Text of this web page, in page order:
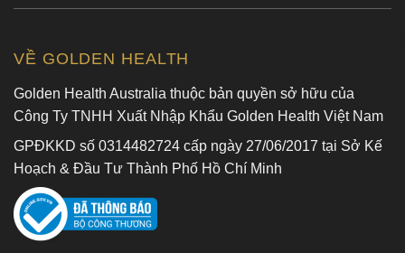
VỀ GOLDEN HEALTH
Golden Health Australia thuộc bản quyền sở hữu của
Công Ty TNHH Xuất Nhập Khẩu Golden Health Việt Nam
GPĐKKD số 0314482724 cấp ngày 27/06/2017 tại Sở Kế
Hoạch & Đầu Tư Thành Phố Hồ Chí Minh